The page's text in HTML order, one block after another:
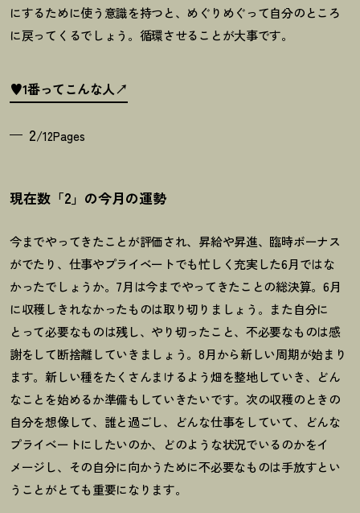
にするために使う意識を持つと、めぐりめぐって自分のところ
に戻ってくるでしょう。循環させることが大事です。
♥1番ってこんな人
2/12Pages
現在数「2」の今月の運勢
今までやってきたことが評価され、昇給や昇進、臨時ボーナス
がでたり、仕事やプライベートでも忙しく充実した6月ではな
かったでしょうか。 7月は今までやってきたことの総決算。 6月
に収穫しきれなかったものは取り切りましょう。また自分に
とって必要なものは残し、やり切ったこと、不必要なものは感
謝をして断捨離していきましょう。8月から新しい周期が始まり
ます。新しい種をたくさんまけるよう畑を整地していき、どん
なことを始めるか準備もしていきたいです。次の収穫のときの
自分を想像して、誰と過ごし、どんな仕事をしていて、どんな
プライベートにしたいのか、どのような状況でいるのかをイ
メージし、その自分に向かうために不必要なものは手放すとい
うことがとても重要になります。